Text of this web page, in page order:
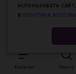
Каталог Поиск
использовать
в политике